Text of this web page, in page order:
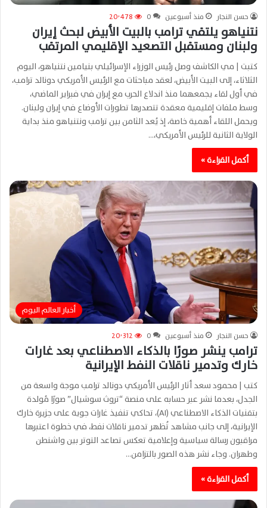
حسن النجار منذ أسبوعين 0 20٬478
نتنياهو يلتقي ترامب بالبيت الأبيض لبحث إيران
ولبنان ومستقبل التصعيد الإقليمي المرتقب
كتبت | مي الكاشف وصل رئيس الوزراء الإسرائيلي بنيامين نتنياهو، اليوم
الثلاثاء، إلى البيت الأبيض، لعقد مباحثات مع الرئيس الأمريكي دونالد ترامب،
في أول لقاء يجمعهما منذ اندلاع الحرب مع إيران في فبراير الماضي،
وسط ملفات إقليمية معقدة تتصدرها تطورات الأوضاع في إيران ولبنان.
ويحمل اللقاء أهمية خاصة، إذ يُعد الثامن بين ترامب ونتنياهو منذ بداية
الولاية الثانية للرئيس الأمريكي،…
أكمل القراءة »
أخبار العالم اليوم
حسن النجار منذ أسبوعين 0 20٬312
ترامب ينشر صورًا بالذكاء الاصطناعي بعد غارات
خارك وتدمير ناقلات النفط الإيرانية
كتب | محمود سعد أثار الرئيس الأمريكي دونالد ترامب موجة واسعة من
الجدل، بعدما نشر عبر حسابه على منصة “تروث سوشيال” صورًا مُولدة
بتقنيات الذكاء الاصطناعي (AI)، تحاكي تنفيذ غارات جوية على جزيرة خارك
الإيرانية، إلى جانب مشاهد تُظهر تدمير ناقلات نفط، في خطوة اعتبرها
مراقبون رسالة سياسية وإعلامية تعكس تصاعد التوتر بين واشنطن
وطهران. وجاء نشر هذه الصور بالتزامن…
أكمل القراءة »